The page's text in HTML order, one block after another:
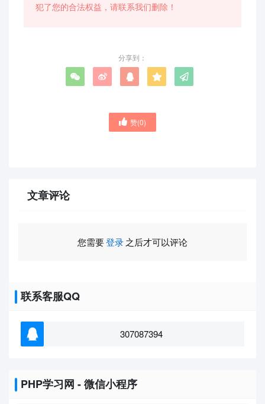
犯了您的合法权益，请联系我们删除！
分享到：
赞(0)
文章评论
您需要登录之后才可以评论
联系客服QQ
307087394
PHP学习网 - 微信小程序